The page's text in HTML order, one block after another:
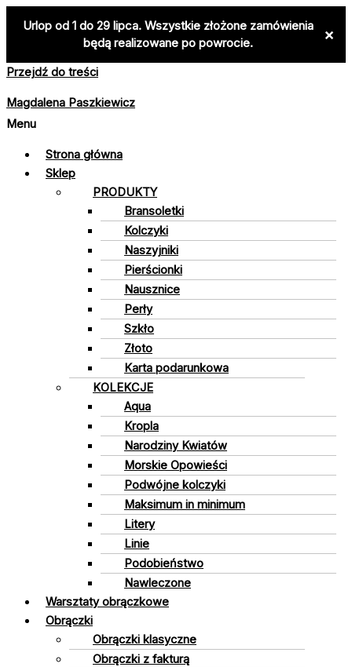
Urlop od 1 do 29 lipca. Wszystkie złożone zamówienia
będą realizowane po powrocie.
×
Przejdź do treści
Magdalena Paszkiewicz
Menu
Strona główna
Sklep
PRODUKTY
Bransoletki
Kolczyki
Naszyjniki
Pierścionki
Nausznice
Perły
Szkło
Złoto
Karta podarunkowa
KOLEKCJE
Aqua
Kropla
Narodziny Kwiatów
Morskie Opowieści
Podwójne kolczyki
Maksimum in minimum
Litery
Linie
Podobieństwo
Nawleczone
Warsztaty obrączkowe
Obrączki
Obrączki klasyczne
Obrączki z fakturą